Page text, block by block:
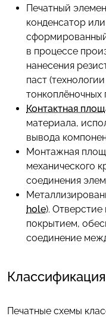
Печатный
конденсатор
в процессе
нанесения
паст
тонкоплёночных
Контактная
материала,
вывода
Монтажная
механического
соединения
hole).
покрытием,
соединение
Печатные схемы